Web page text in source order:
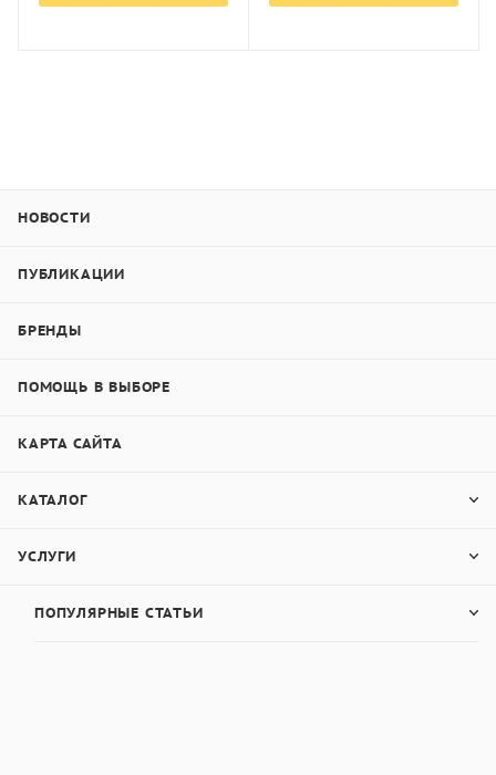
НОВОСТИ
ПУБЛИКАЦИИ
БРЕНДЫ
ПОМОЩЬ В ВЫБОРЕ
КАРТА САЙТА
КАТАЛОГ
УСЛУГИ
ПОПУЛЯРНЫЕ СТАТЬИ